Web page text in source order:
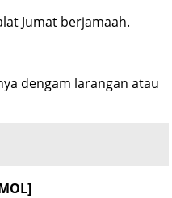
Jumat berjamaah.
dengam larangan atau